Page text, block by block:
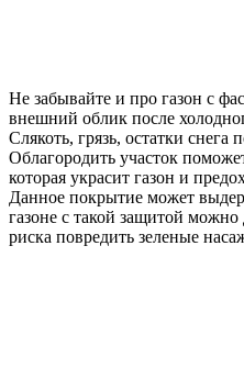
Не забывайте и про газон с
внешний облик после
Слякоть, грязь, остатки снега
Облагородить участок
которая украсит газон и
Данное покрытие может
газоне с такой защитой
риска повредить зеленые